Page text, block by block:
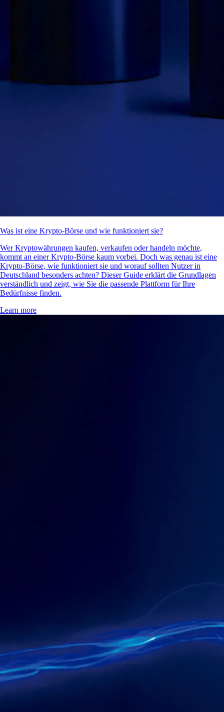
Was ist eine Krypto-Börse und wie funktioniert sie?
Wer Kryptowährungen kaufen, verkaufen oder handeln möchte,
kommt an einer Krypto-Börse kaum vorbei. Doch was genau ist eine
Krypto-Börse, wie funktioniert sie und worauf sollten Nutzer in
Deutschland besonders achten? Dieser Guide erklärt die Grundlagen
verständlich und zeigt, wie Sie die passende Plattform für Ihre
Bedürfnisse finden.
Learn more